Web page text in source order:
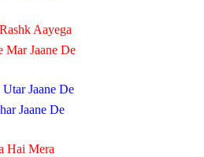
Aayega
Jaane De
Jaane De
Jaane De
Hai Mera